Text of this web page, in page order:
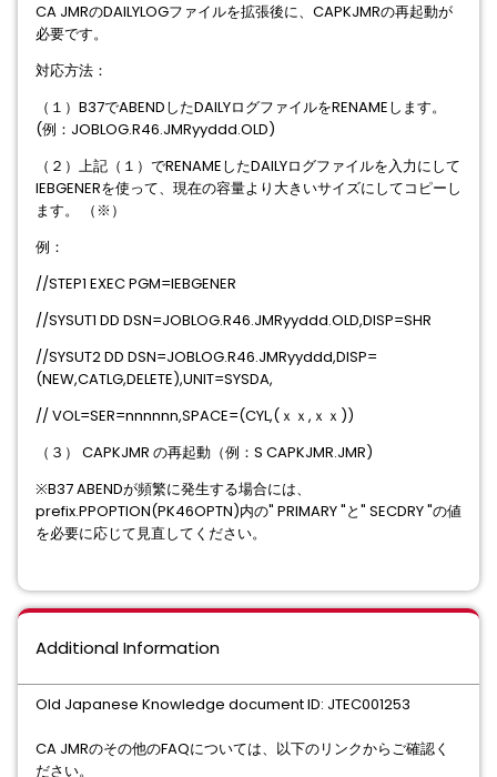
CA JMRのDAILYLOGファイルを拡張後に、CAPKJMRの再起動が
必要です。
対応方法：
（１）B37でABENDしたDAILYログファイルをRENAMEします。
(例：JOBLOG.R46.JMRyyddd.OLD)
（２）上記（１）でRENAMEしたDAILYログファイルを入力にして
IEBGENERを使って、現在の容量より大きいサイズにしてコピーし
ます。 （※）
例：
//STEP1 EXEC PGM=IEBGENER
//SYSUT1 DD DSN=JOBLOG.R46.JMRyyddd.OLD,DISP=SHR
//SYSUT2 DD DSN=JOBLOG.R46.JMRyyddd,DISP=
(NEW,CATLG,DELETE),UNIT=SYSDA,
// VOL=SER=nnnnnn,SPACE=(CYL,(ｘｘ,ｘｘ))
（３） CAPKJMR の再起動（例：S CAPKJMR.JMR)
※B37 ABENDが頻繁に発生する場合には、
prefix.PPOPTION(PK46OPTN)内の" PRIMARY "と" SECDRY "の値
を必要に応じて見直してください。
Additional Information
Old Japanese Knowledge document ID: JTEC001253
CA JMRのその他のFAQについては、以下のリンクからご確認く
ださい。